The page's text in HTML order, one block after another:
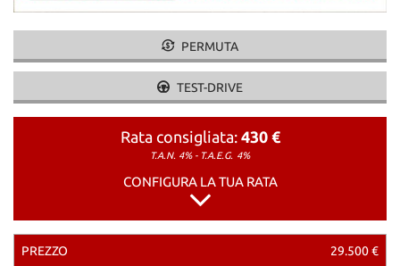
PERMUTA
TEST-DRIVE
Rata consigliata: 430 €
T.A.N. 4% - T.A.E.G. 4%
CONFIGURA LA TUA RATA
PREZZO 29.500 €